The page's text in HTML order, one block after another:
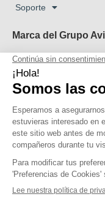
Soporte
Marca del Grupo
Marca Avidsen
Marca Extel
La marca Thomson
Marca Philips
Copyright 2026 ©